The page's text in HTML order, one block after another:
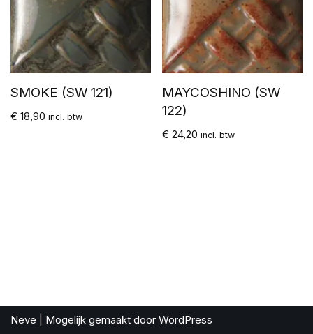
SMOKE (SW 121)
€ 18,90 incl. btw
MAYCOSHINO (SW
122)
€ 24,20 incl. btw
Neve | Mogelijk gemaakt door WordPress